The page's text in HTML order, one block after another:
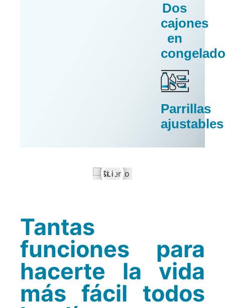
Dos
cajones
en
Parrillas
ajustables
Tantas
funciones para
hacerte la vida
más fácil todos